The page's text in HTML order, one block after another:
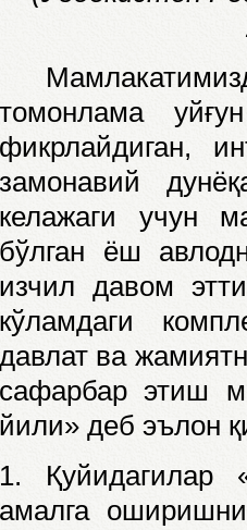
томонлама
фикрлайдиган,
замонавий
келажаги учун
бўлган ёш
изчил давом
кўламдаги
давлат ва
сафарбар этиш
йили» деб эълон
1. Қуйидагилар
амалга